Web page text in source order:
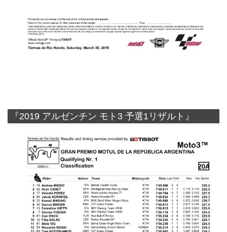
『2019 アルゼンチン モト3 予選1リザルト』